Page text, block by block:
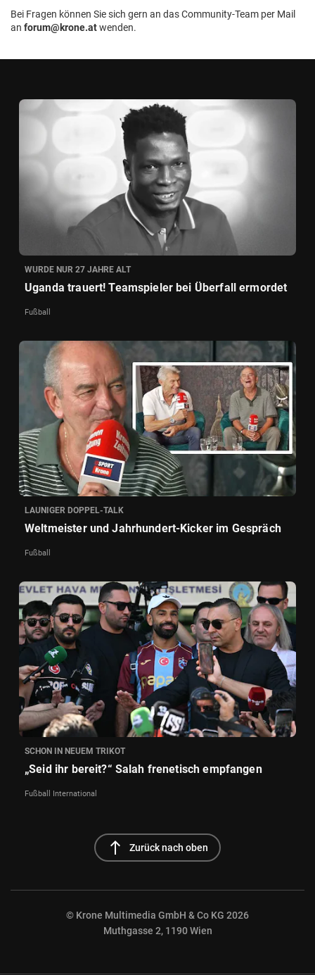
Bei Fragen können Sie sich gern an das Community-Team per Mail
an forum@krone.atwenden.
WURDE NUR 27 JAHRE ALT
Uganda trauert! Teamspieler bei Überfall ermordet
Fußball
LAUNIGER DOPPEL-TALK
Weltmeister und Jahrhundert-Kicker im Gespräch
Fußball
SCHON IN NEUEM TRIKOT
„Seid ihr bereit?“ Salah frenetisch empfangen
Fußball International
north Zurück nach oben
© Krone Multimedia GmbH & Co KG 2026
Muthgasse 2, 1190 Wien